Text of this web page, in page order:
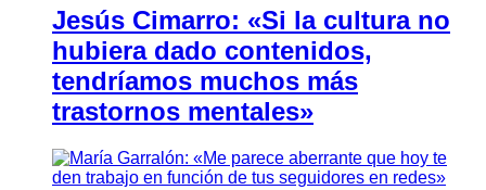
Jesús Cimarro: «Si la cultura no
hubiera dado contenidos,
tendríamos muchos más
trastornos mentales»